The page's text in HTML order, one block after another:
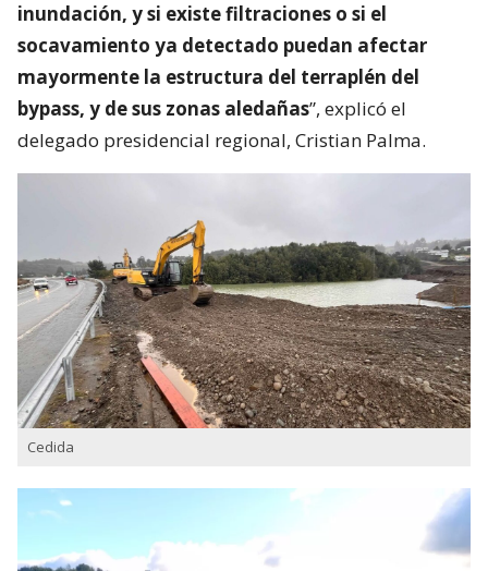
inundación, y si existe filtraciones o si el
socavamiento ya detectado puedan afectar
mayormente la estructura del terraplén del
bypass, y de sus zonas aledañas”, explicó el
delegado presidencial regional, Cristian Palma.
Cedida